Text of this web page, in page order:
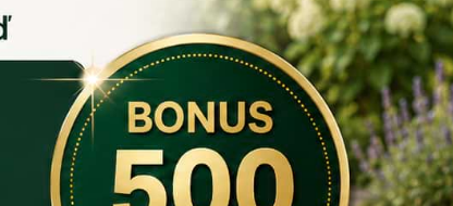
Záchranné
okolo.
Rozměr:
Materiál:
Hmotnost: